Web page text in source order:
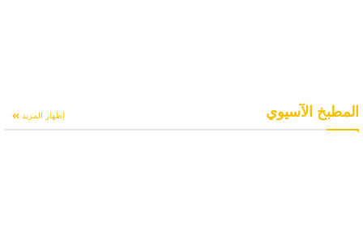
المطبخ الآسيوي إظهار المزيد